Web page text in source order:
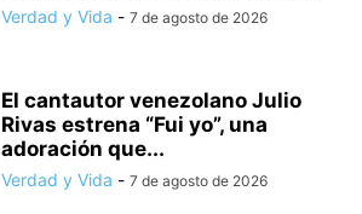
Verdad y Vida - 7 de agosto de 2026
El cantautor venezolano Julio
Rivas estrena “Fui yo”, una
adoración que...
Verdad y Vida - 7 de agosto de 2026